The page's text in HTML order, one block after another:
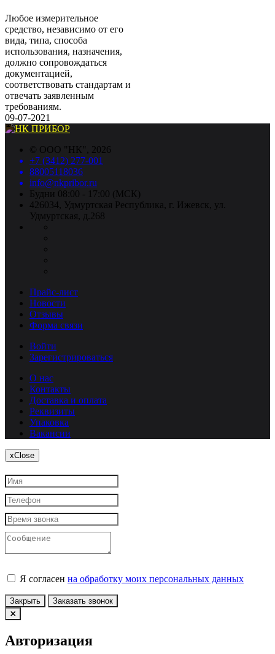
Любое измерительное
средство, независимо от его
вида, типа, способа
использования, назначения,
должно сопровождаться
документацией,
соответствовать стандартам и
отвечать заявленным
требованиям.
09-07-2021
© ООО "НК", 2026
+7 (3412) 277-001
88005118036
info@nkpribor.ru
Будни 08:00 - 17:00 (МСК)
426034, Удмуртская Республика, г. Ижевск, ул.
Удмуртская, д.268
Прайс-лист
Новости
Отзывы
Форма связи
Войти
Зарегистрироваться
О нас
Контакты
Доставка и оплата
Реквизиты
Упаковка
Вакансии
xClose
Я согласен на обработку моих персональных данных
Закрыть Заказать звонок
Авторизация